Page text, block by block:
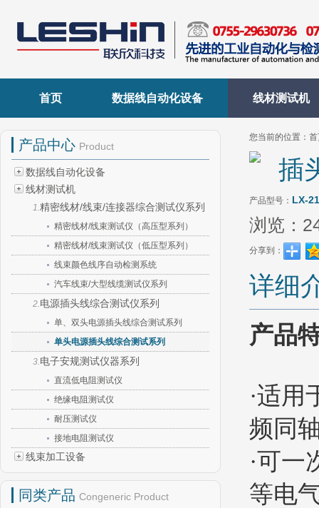
首页 数据线自动化设备 线材测试机
产品中心 Product
数据线自动化设备
线材测试机
1.精密线材/线束/连接器综合测试仪系列
精密线材/线束测试仪（高压型系列）
精密线材/线束测试仪（低压型系列）
线束颜色线序自动检测系统
汽车线束/大型线缆测试仪系列
2.电源插头线综合测试仪系列
单、双头电源插头线综合测试系列
单头电源插头线综合测试系列
3.电子安规测试仪器系列
直流低电阻测试仪
绝缘电阻测试仪
耐压测试仪
接地电阻测试仪
线束加工设备
同类产品 Congeneric Product
您当前的位置：
插
产品型号： LX-
浏览：
分享到：
详细
产品
·适用
频同
·可一
等电